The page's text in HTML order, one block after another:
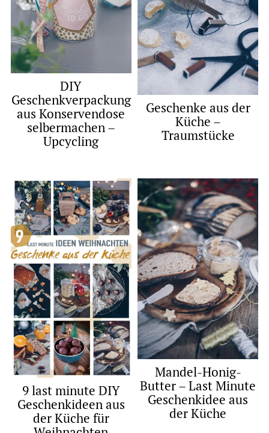
DIY
Geschenkverpackung
aus Konservendose
selbermachen –
Upcycling
Geschenke aus der
Küche –
Traumstücke
9 last minute DIY
Geschenkideen aus
der Küche für
Mandel-Honig-
Butter – Last Minute
Geschenkidee aus
der Küche